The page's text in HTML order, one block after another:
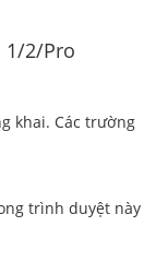
1/2/Pro
khai. Các trường
trình duyệt này